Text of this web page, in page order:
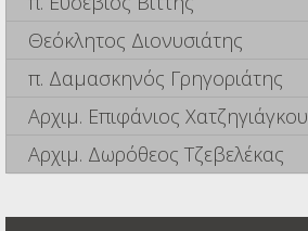
Θεόκλητος Διονυσιάτης
π. Δαμασκηνός Γρηγοριάτης
Αρχιμ. Επιφάνιος Χατζηγιάγκου
Αρχιμ. Δωρόθεος Τζεβελέκας